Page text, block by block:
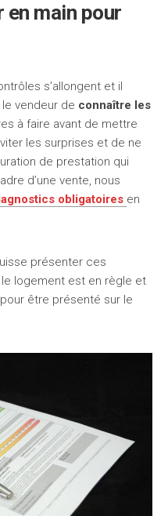
main pour
s’allongent et il
vendeur de connaître les
à faire avant de mettre
les surprises et de ne
de prestation qui
d’une vente, nous
obligatoires en
présenter ces
logement est en règle et
être présenté sur le